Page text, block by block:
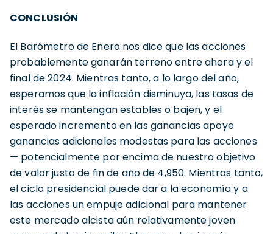
CONCLUSIÓN
El Barómetro de Enero nos dice que las acciones
probablemente ganarán terreno entre ahora y el
final de 2024. Mientras tanto, a lo largo del año,
esperamos que la inflación disminuya, las tasas de
interés se mantengan estables o bajen, y el
esperado incremento en las ganancias apoye
ganancias adicionales modestas para las acciones
— potencialmente por encima de nuestro objetivo
de valor justo de fin de año de 4,950. Mientras tanto,
el ciclo presidencial puede dar a la economía y a
las acciones un empuje adicional para mantener
este mercado alcista aún relativamente joven